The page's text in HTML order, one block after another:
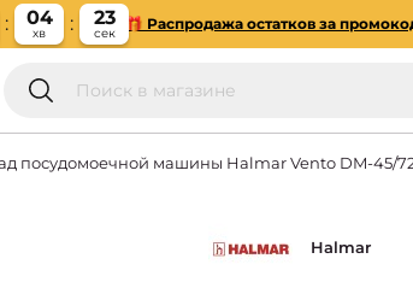
04
хв
22
сек
🎁 Распродажа остатков за
посудомоечной машины Halmar Vento DM-45/
Halmar